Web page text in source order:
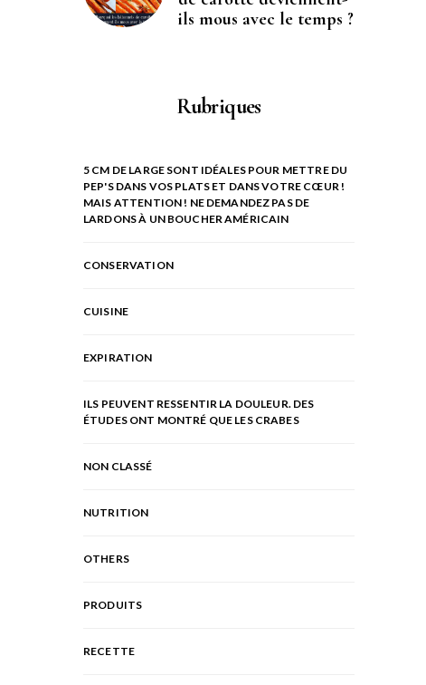
ils mous avec le temps ?
Rubriques
5 CM DE LARGE SONT IDÉALES POUR METTRE DU
PEP'S DANS VOS PLATS ET DANS VOTRE CŒUR !
MAIS ATTENTION ! NE DEMANDEZ PAS DE
LARDONS À UN BOUCHER AMÉRICAIN
CONSERVATION
CUISINE
EXPIRATION
ILS PEUVENT RESSENTIR LA DOULEUR. DES
ÉTUDES ONT MONTRÉ QUE LES CRABES
NON CLASSÉ
NUTRITION
OTHERS
PRODUITS
RECETTE